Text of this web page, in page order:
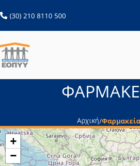
(30) 210 8110 500ανοίγει σε νέα καρτέλα
Αρχική/Φαρμακεία
+
−